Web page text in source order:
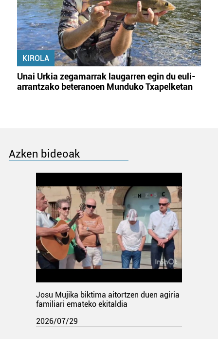
KIROLA
Unai Urkia zegamarrak laugarren egin du euli-
arrantzako beteranoen Munduko Txapelketan
Azken bideoak
Josu Mujika biktima aitortzen duen agiria
familiari emateko ekitaldia
2026/07/29